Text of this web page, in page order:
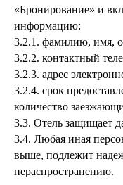
«Бронирование» и
информацию:
3.2.1. фамилию, имя,
3.2.2. контактный
3.2.3. адрес
3.2.4. срок
количество
3.3. Отель защищает
3.4. Любая иная
выше, подлежит
нераспространению.